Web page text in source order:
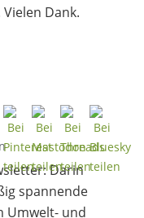
Dank.
Darin
spannende
Umwelt- und